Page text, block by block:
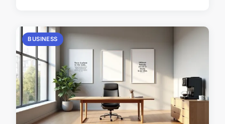
BUSINESS